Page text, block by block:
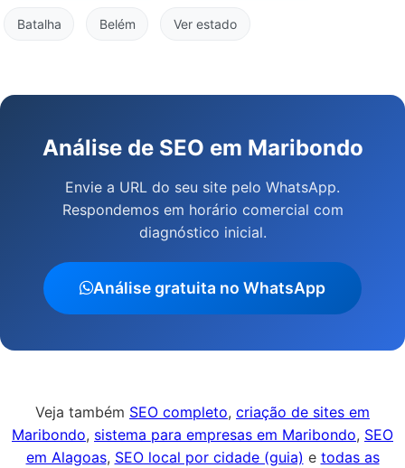
Batalha Belém Ver estado
Análise de SEO em Maribondo
Envie a URL do seu site pelo WhatsApp.
Respondemos em horário comercial com
diagnóstico inicial.
Análise gratuita no WhatsApp
Veja também SEO completo, criação de sites em
Maribondo, sistema para empresas em Maribondo, SEO
em Alagoas, SEO local por cidade (guia) e todas as